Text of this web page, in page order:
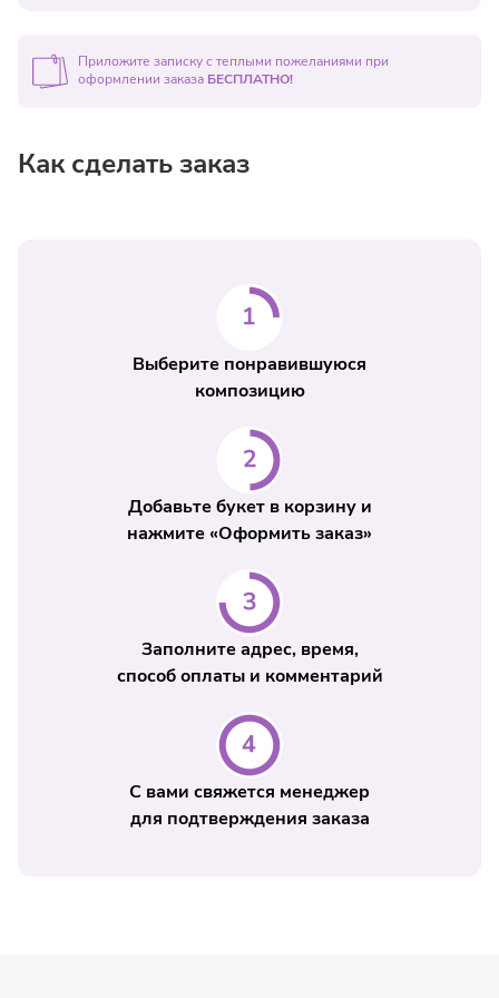
Приложите записку с теплыми пожеланиями при
оформлении заказа БЕСПЛАТНО!
Как сделать заказ
Выберите понравившуюся
композицию
Добавьте букет в корзину и
нажмите «Оформить заказ»
Заполните адрес, время,
способ оплаты и комментарий
С вами свяжется менеджер
для подтверждения заказа